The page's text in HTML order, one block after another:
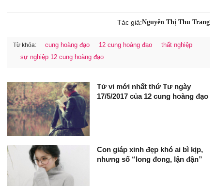
Tác giả:Nguyễn Thị Thu Trang
Từ khóa: cung hoàng đạo 12 cung hoàng đạo
thất nghiệp
sự nghiệp 12 cung hoàng đạo
Tử vi mới nhất thứ Tư ngày
17/5/2017 của 12 cung hoàng đạo
Con giáp xinh đẹp khó ai bì kịp,
nhưng số “long đong, lận đận”